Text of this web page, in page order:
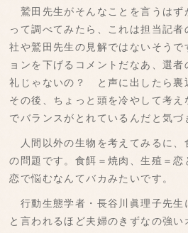
鷲田先生がそんなことを言うはず
って調べてみたら、これは担当記者
社や鷲田先生の見解ではないそうで
ョンを下げるコメントだなあ、選
礼じゃないの？ と声に出したら裏
その後、ちょっと頭を冷やして考え
でバランスがとれているんだと気づ
人間以外の生物を考えてみるに、
の問題です。食餌＝焼肉、生殖＝恋
恋で悩むなんてバカみたいです。
行動生態学者・長谷川眞理子先生
と言われるほど夫婦のきずなの強